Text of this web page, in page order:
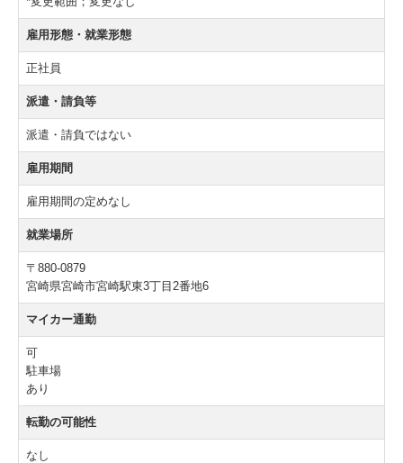
雇用形態・就業形態
正社員
派遣・請負等
派遣・請負ではない
雇用期間
雇用期間の定めなし
就業場所
〒880-0879
宮崎県宮崎市宮崎駅東3丁目2番地6
マイカー通勤
可
駐車場
あり
転勤の可能性
なし